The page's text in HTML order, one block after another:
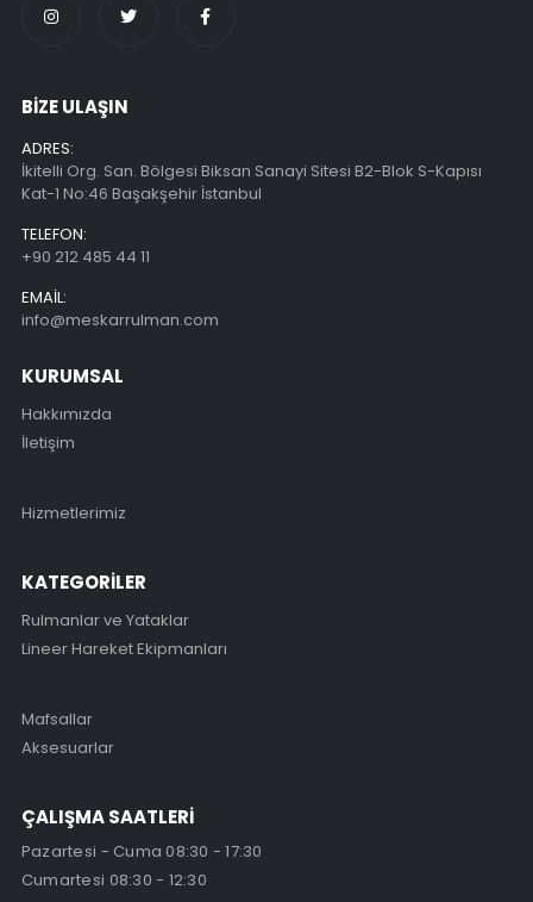
BİZE ULAŞIN
ADRES:
İkitelli Org. San. Bölgesi Biksan Sanayi Sitesi B2-Blok S-Kapısı
Kat-1 No:46 Başakşehir İstanbul
TELEFON:
+90 212 485 44 11
EMAIL:
info@meskarrulman.com
KURUMSAL
Hakkımızda
İletişim
Hizmetlerimiz
KATEGORİLER
Rulmanlar ve Yataklar
Lineer Hareket Ekipmanları
Mafsallar
Aksesuarlar
ÇALIŞMA SAATLERİ
Pazartesi - Cuma 08:30 - 17:30
Cumartesi 08:30 - 12:30